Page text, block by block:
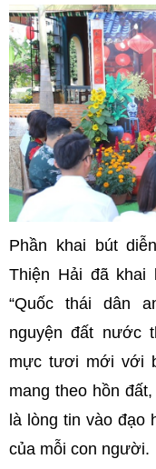
Phần khai bút
Thiện Hải đã khai
“Quốc thái dân
nguyện đất nước
mực tươi mới với
mang theo hồn
là lòng tin vào đạo
của mỗi con người.